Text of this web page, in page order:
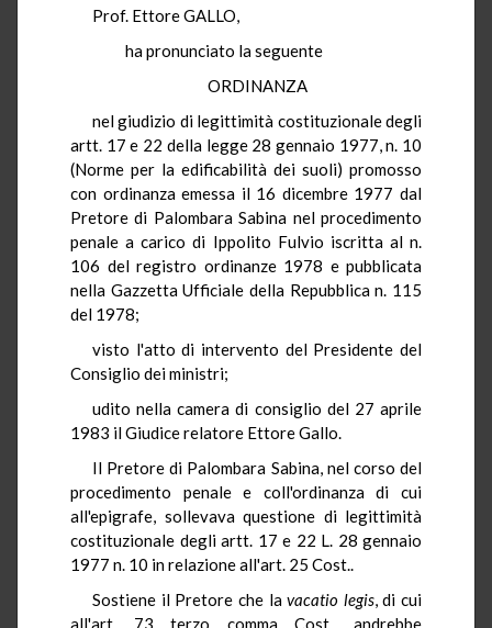
Prof. Ettore GALLO,
ha pronunciato la seguente
ORDINANZA
nel giudizio di legittimità costituzionale degli
artt. 17 e 22 della legge 28 gennaio 1977, n. 10
(Norme per la edificabilità dei suoli) promosso
con ordinanza emessa il 16 dicembre 1977 dal
Pretore di Palombara Sabina nel procedimento
penale a carico di Ippolito Fulvio iscritta al n.
106 del registro ordinanze 1978 e pubblicata
nella Gazzetta Ufficiale della Repubblica n. 115
del 1978;
visto l'atto di intervento del Presidente del
Consiglio dei ministri;
udito nella camera di consiglio del 27 aprile
1983 il Giudice relatore Ettore Gallo.
Il Pretore di Palombara Sabina, nel corso del
procedimento penale e coll'ordinanza di cui
all'epigrafe, sollevava questione di legittimità
costituzionale degli artt. 17 e 22 L. 28 gennaio
1977 n. 10 in relazione all'art. 25 Cost..
Sostiene il Pretore che lavacatio legis, di cui
all'art. 73 terzo comma Cost., andrebbe